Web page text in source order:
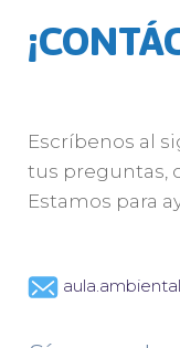
Escríbenos al
tus preguntas,
Estamos para